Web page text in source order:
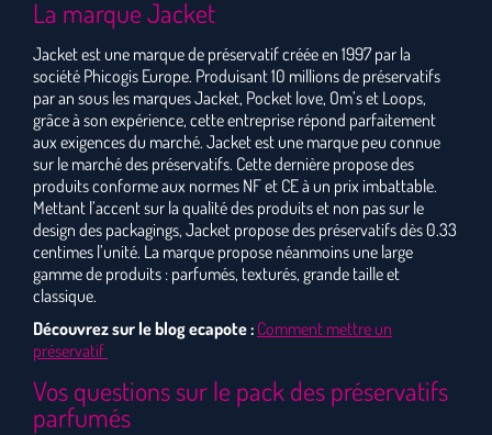
La marque Jacket
Jacket est une marque de préservatif créée en 1997 par la
société Phicogis Europe. Produisant 10 millions de préservatifs
par an sous les marques Jacket, Pocket love, Om’s et Loops,
grâce à son expérience, cette entreprise répond parfaitement
aux exigences du marché. Jacket est une marque peu connue
sur le marché des préservatifs. Cette dernière propose des
produits conforme aux normes NF et CE à un prix imbattable.
Mettant l’accent sur la qualité des produits et non pas sur le
design des packagings, Jacket propose des préservatifs dès 0.33
centimes l’unité. La marque propose néanmoins une large
gamme de produits : parfumés, texturés, grande taille et
classique.
Découvrez sur le blog ecapote : Comment mettre un
préservatif
Vos questions sur le pack des préservatifs
parfumés